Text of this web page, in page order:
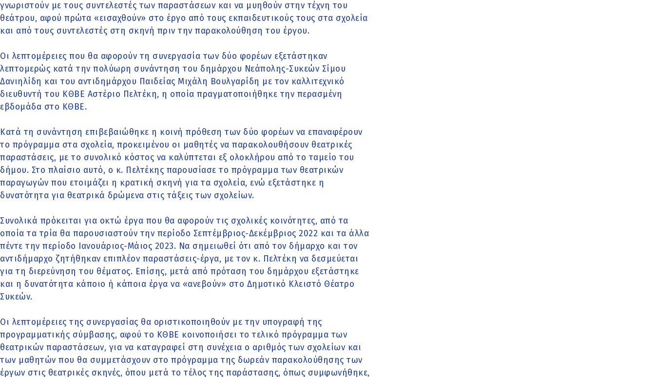
γνωριστούν με τους συντελεστές των παραστάσεων και να μυηθούν στην τέχνη του
θεάτρου, αφού πρώτα «εισαχθούν» στο έργο από τους εκπαιδευτικούς τους στα σχολεία
και από τους συντελεστές στη σκηνή πριν την παρακολούθηση του έργου.
Οι λεπτομέρειες που θα αφορούν τη συνεργασία των δύο φορέων εξετάστηκαν
λεπτομερώς κατά την πολύωρη συνάντηση του δημάρχου Νεάπολης-Συκεών Σίμου
Δανιηλίδη και του αντιδημάρχου Παιδείας Μιχάλη Βουλγαρίδη με τον καλλιτεχνικό
διευθυντή του ΚΘΒΕ Αστέριο Πελτέκη, η οποία πραγματοποιήθηκε την περασμένη
εβδομάδα στο ΚΘΒΕ.
Κατά τη συνάντηση επιβεβαιώθηκε η κοινή πρόθεση των δύο φορέων να επαναφέρουν
το πρόγραμμα στα σχολεία, προκειμένου οι μαθητές να παρακολουθήσουν θεατρικές
παραστάσεις, με το συνολικό κόστος να καλύπτεται εξ ολοκλήρου από το ταμείο του
δήμου. Στο πλαίσιο αυτό, ο κ. Πελτέκης παρουσίασε το πρόγραμμα των θεατρικών
παραγωγών που ετοιμάζει η κρατική σκηνή για τα σχολεία, ενώ εξετάστηκε η
δυνατότητα για θεατρικά δρώμενα στις τάξεις των σχολείων.
Συνολικά πρόκειται για οκτώ έργα που θα αφορούν τις σχολικές κοινότητες, από τα
οποία τα τρία θα παρουσιαστούν την περίοδο Σεπτέμβριος-Δεκέμβριος 2022 και τα άλλα
πέντε την περίοδο Ιανουάριος-Μάιος 2023. Να σημειωθεί ότι από τον δήμαρχο και τον
αντιδήμαρχο ζητήθηκαν επιπλέον παραστάσεις-έργα, με τον κ. Πελτέκη να δεσμεύεται
για τη διερεύνηση του θέματος. Επίσης, μετά από πρόταση του δημάρχου εξετάστηκε
και η δυνατότητα κάποιο ή κάποια έργα να «ανεβούν» στο Δημοτικό Κλειστό Θέατρο
Συκεών.
Οι λεπτομέρειες της συνεργασίας θα οριστικοποιηθούν με την υπογραφή της
προγραμματικής σύμβασης, αφού το ΚΘΒΕ κοινοποιήσει το τελικό πρόγραμμα των
θεατρικών παραστάσεων, για να καταγραφεί στη συνέχεια ο αριθμός των σχολείων και
των μαθητών που θα συμμετάσχουν στο πρόγραμμα της δωρεάν παρακολούθησης των
έργων στις θεατρικές σκηνές, όπου μετά το τέλος της παράστασης, όπως συμφωνήθηκε,